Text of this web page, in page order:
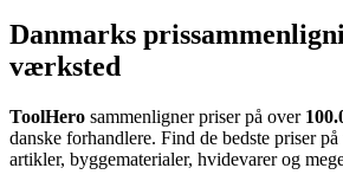
Danmarks
værksted
ToolHero sammenligner priser på over
danske forhandlere. Find de bedste priser
artikler, byggematerialer, hvidevarer og